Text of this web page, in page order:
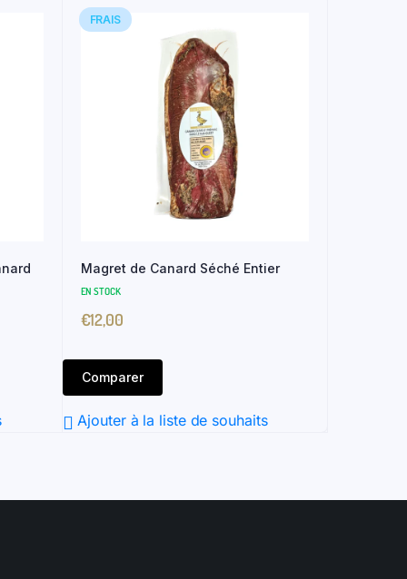
FRAIS
Magret de Canard Séché Entier
EN STOCK
€12,00
Comparer
Ajouter à la liste de souhaits